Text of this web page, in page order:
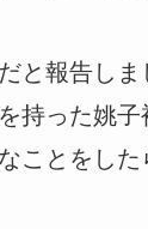
と報告し
持った姚
ことをし